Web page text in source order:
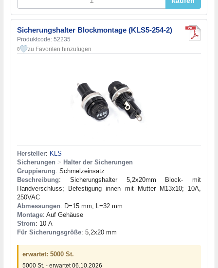
Sicherungshalter Blockmontage (KLS5-254-2)
Produktcode: 52235
8 zu Favoriten hinzufügen
Hersteller: KLS
Sicherungen > Halter der Sicherungen
Gruppierung: Schmelzeinsatz
Beschreibung: Sicherungshalter 5,2x20mm Block- mit
Handverschluss; Befestigung innen mit Mutter М13x10; 10A,
250VAC
Abmessungen: D=15 mm, L=32 mm
Montage: Auf Gehäuse
Strom: 10 А
Für Sicherungsgröße: 5,2x20 mm
erwartet: 5000 St.
5000 St. - erwartet 06.10.2026